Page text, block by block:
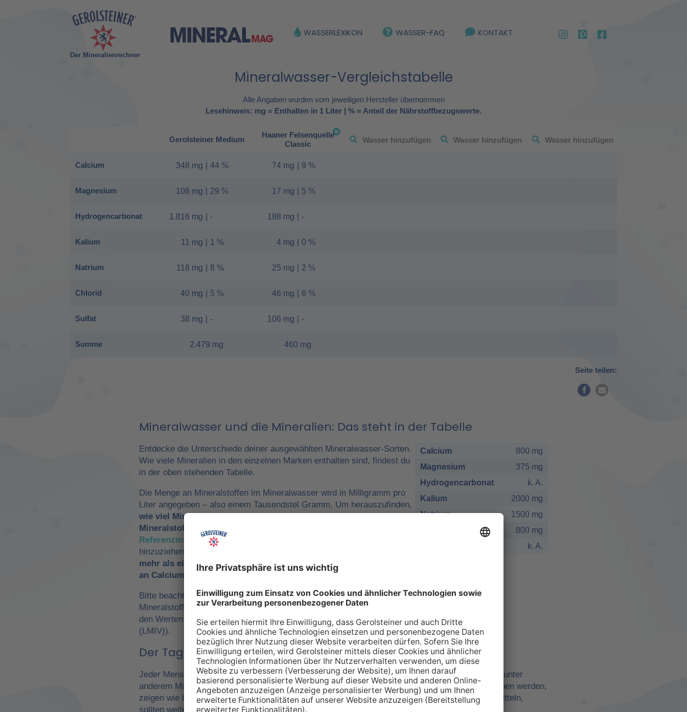
Der Mineralienrechner
WASSERLEXIKON WASSER-FAQ KONTAKT
Mineralwasser-Vergleichstabelle
Alle Angaben wurden vom jeweiligen Hersteller übernommen
Lesehinweis: mg = Enthalten in 1 Liter | % = Anteil der Nährstoffbezugswerte.
Calcium
Magnesium
Hydrogencarbonat
Kalium
Natrium
Chlorid
Sulfat
Summe
Gerolsteiner Medium
348 mg 44 %
108 mg 29 %
1.816 mg -
11 mg 1 %
118 mg 8 %
40 mg 5 %
38 mg -
2.479 mg
Haaner Felsenquelle
Classic
74 mg 9 %
17 mg 5 %
188 mg -
4 mg 0 %
25 mg 2 %
46 mg 6 %
106 mg -
460 mg
Seite teilen:
Mineralwasser und die Mineralien: Das steht in der Tabelle
Entdecke die Unterschiede deiner ausgewählten Mineralwasser-Sorten.
Wie viele Mineralien in den einzelnen Marken enthalten sind, findest du
in der oben stehenden Tabelle.
Die Menge an Mineralstoffen im Mineralwasser wird in Milligramm pro
Liter angegeben – also einem Tausendstel Gramm. Um herauszufinden,
wie viel Mineralwasser man für eine ausreichende
Mineralstoffzufuhrzu sich nehmen muss, kann man die
Referenzmengen für die tägliche Zufuhr von Mineralstoffen
hinzuziehen. So würde zum Beispiel
mehr als ein Drittel des empfohlenen Nährstoffbezugwerts (NRV)
an Calcium und Magnesium
Bitte beachte, dass es sich bei den Angaben in der Tabelle zu den
Mineralstoffen um Referenzwertehandelt. Wir orientieren uns dabei an
den Werten der Europäischen Union (EU-Verordnung Nr. 1169/2011
(LMIV)).
Calcium
800 mg
Magnesium
375 mg
Hydrogencarbonat
k. A.
Kalium
2000 mg
Natrium
1500 mg
800 mg
k. A.
Der Tagesbedarf an Mineralien – so individuell wie Sie selbst
Jeder Mensch hat einen individuellen Bedarf an Mineralstoffen, der über verschiedene Quellen, unter
anderem Mineralwasser, gedeckt werden kann. Die Inhaltsstoffe, die in unserer Tabelle angegeben werden,
zeigen wie bereits erwähnt lediglich einen Richtwert. Um den tatsächlichen Tagesbedarf zu ermitteln,
sollten weitere Faktoren miteinbezogen werden: